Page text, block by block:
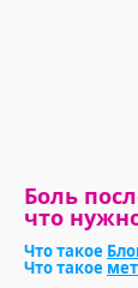
Боль
что
Что такое
Что такое